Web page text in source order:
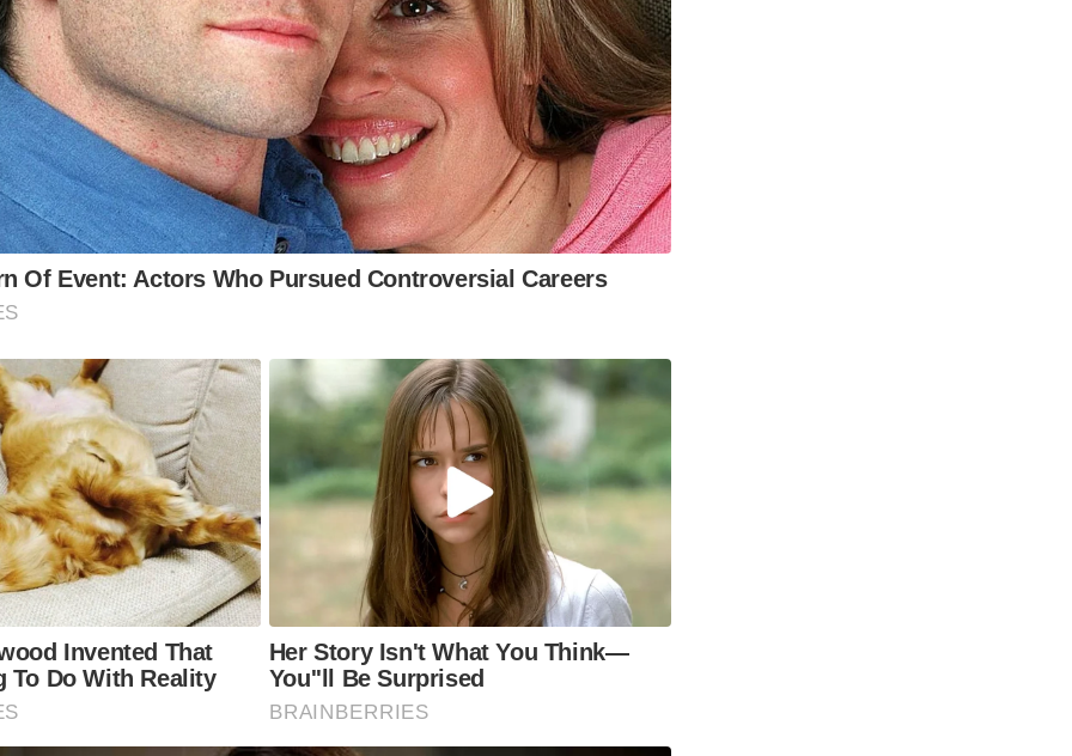
Of Event: Actors Who Pursued Controversial Careers
Invented That
To Do With Reality
Her Story Isn't What You Think—
You''ll Be Surprised
BRAINBERRIES